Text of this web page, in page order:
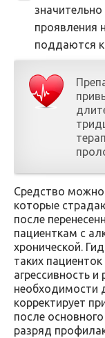
проявления
поддаются
Средство можно
которые
после
пациенткам с
хронической.
таких
агрессивность
необходимости
корректирует
после
разряд